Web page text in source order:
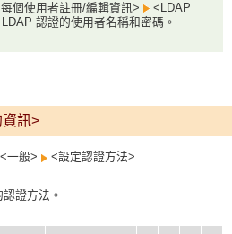
個使用者註冊/編輯資訊>
<LDAP
認證的使用者名稱和密碼。
訊>
<一般> <設定認證方法>
證方法。